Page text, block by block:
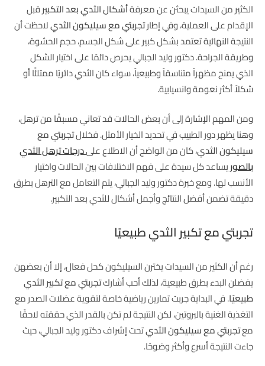
الكثير من السيدات يبحثن عن معرفةأشكال الثدي بعد التكبيرقبل
الإقدام على العملية، وفي إطارتجربتي مع سيليكون الثديلاحظت أن
النتيجة النهائية تعتمد بشكل كبير على شكل الجسم، حجم الحشوة،
وطريقة الجراحة. دكتور وليد الجبالي يحرص دائمًا على اختيار الشكل
الذي يمنح مظهراً متناسقاً وطبيعياً، سواء كان الثدي دائريًا ممتلئًا أو
شكلاً أكثر نعومة وانسيابية.
ومن المهم الإشارة إلى أن بعض الحالات قد تعاني مسبقًا من ترهل،
وهنا يظهر دور الطبيب في تحديد الخيار الأمثل. فخلالتجربتي مع
سيليكون الثدي، كان من الواضح أن الاطلاع علىدرجات ترهل الثدي
بالصوريساعد كل سيدة على فهم الاختلافات بين الحالات واختيار
الأنسب لها. ومع خبرة دكتور وليد الجبالي، يتم التعامل مع الترهل بطرق
دقيقة تضمن أفضل النتائج وأجمل أشكال للثدي بعد التكبير.
تجربتي مع تكبير الثدي طبيعيًا
رغم أن الكثير من السيدات يخترن السيليكون كحل فعال، إلا أن بعضهن
يفضلن البدء بطرق طبيعية، لذلك أحب أشاركتجربتي مع تكبير الثدي
طبيعيًا. في البداية جربت تمارين رياضية خاصة لتقوية عضلات الصدر مع
التغذية الغنية بالبروتين، لكن النتيجة لم تكن بالقدر الذي حققته لاحقًا
معتجربتي مع سيليكون الثديتحت إشراف دكتور وليد الجبالي، حيث
جاءت النتيجة أسرع وأكثر وضوحًا.